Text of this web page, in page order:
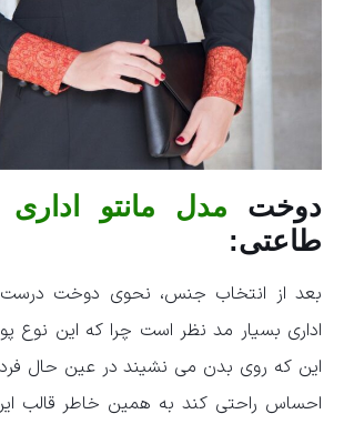
دوخت مدل مانتو اداری
طاعتی:
بعد از انتخاب جنس، نحوی دوخت درست
اداری بسیار مد نظر است چرا که این نوع
این که روی بدن می نشیند در عین حال
احساس راحتی کند به همین خاطر قالب